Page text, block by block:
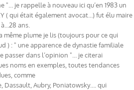
"… je rappelle à nouveau ici qu’en 1983 un
( qui était également avocat…) fut élu maire
ans.
même plume je lis (toujours pour ce qui
) : " une apparence de dynastie familiale
passer dans l’opinion "… je citerai
noms en exemples, toutes tendances
comme
Dassault, Aubry, Poniatowsky…. qui